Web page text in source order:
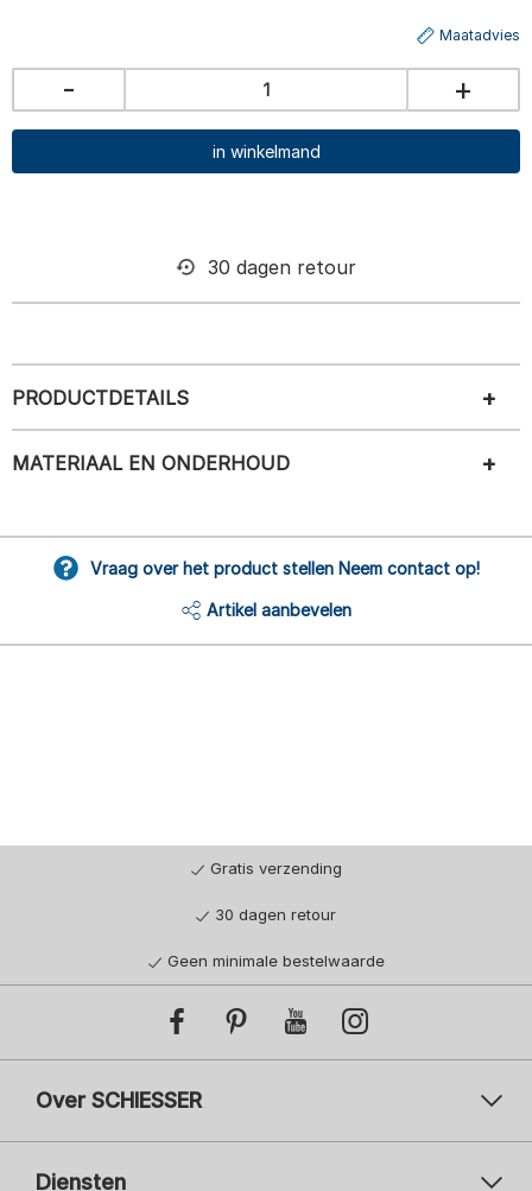
Maatadvies
- +
in winkelmand
30 dagen retour
PRODUCTDETAILS
MATERIAAL EN ONDERHOUD
Vraag over het product stellen Neem contact op!
Artikel aanbevelen
Gratis verzending
30 dagen retour
Geen minimale bestelwaarde
Over SCHIESSER
Diensten